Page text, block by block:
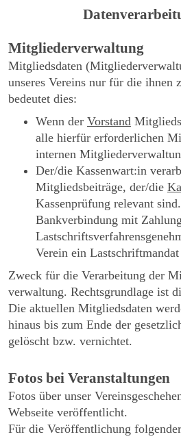
Mitgliederverwaltung
Mitgliedsdaten
unseres Vereins nur für die ihnen
bedeutet dies:
Wenn der Vorstand
alle hierfür erforderlichen
internen
Der/die Kassenwart:in
Mitgliedsbeiträge, der/die
Kassenprüfung relevant
Bankverbindung mit
Verein ein
Zweck für die Verarbeitung der
verwaltung. Rechtsgrundlage ist
Die aktuellen Mitgliedsdaten
hinaus bis zum Ende der
gelöscht bzw. vernichtet.
Fotos bei Veranstaltungen
Fotos über unser
Webseite veröffentlicht.
Für die Veröffentlichung